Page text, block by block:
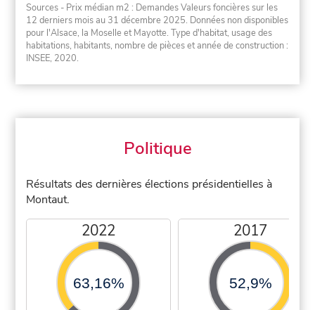
Sources - Prix médian m2 : Demandes Valeurs foncières sur les
12 derniers mois au 31 décembre 2025. Données non disponibles
pour l'Alsace, la Moselle et Mayotte. Type d'habitat, usage des
habitations, habitants, nombre de pièces et année de construction :
INSEE, 2020.
Politique
Résultats des dernières élections présidentielles à
Montaut.
2022
63,16%
2017
52,9%